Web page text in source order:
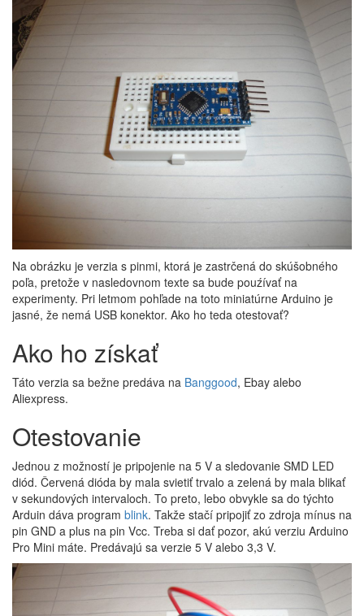
Na obrázku je verzia s pinmi, ktorá je zastrčená do skúšobného
poľa, pretože v nasledovnom texte sa bude pouźívať na
experimenty. Pri letmom pohľade na toto miniatúrne Arduino je
jasné, že nemá USB konektor. Ako ho teda otestovať?
Ako ho získať
Táto verzia sa bežne predáva na Banggood, Ebay alebo
Aliexpress.
Otestovanie
Jednou z možností je pripojenie na 5 V a sledovanie SMD LED
diód. Červená dióda by mala svietiť trvalo a zelená by mala blikať
v sekundových intervaloch. To preto, lebo obvykle sa do týchto
Arduin dáva program blink. Takže stačí pripojiť zo zdroja mínus na
pin GND a plus na pin Vcc. Treba si dať pozor, akú verziu Arduino
Pro Mini máte. Predávajú sa verzie 5 V alebo 3,3 V.